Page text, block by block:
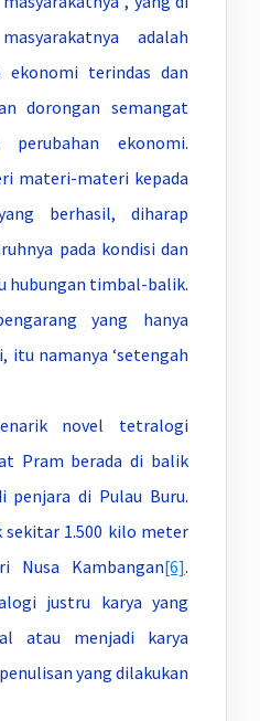
adalah
ekonomi terindas dan
dorongan semangat
ekonomi.
materi-materi kepada
berhasil, diharap
pada kondisi dan
hubungan timbal-balik.
yang hanya
itu namanya ‘setengah
novel tetralogi
Pram berada di balik
penjara di Pulau Buru.
1.500 kilo meter
Nusa Kambangan[6].
justru karya yang
atau menjadi karya
yang dilakukan